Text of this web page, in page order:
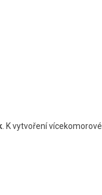
. K vytvoření vícekomorové